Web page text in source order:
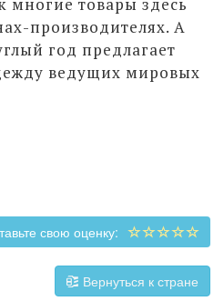
производителях. А
год предлагает
ведущих мировых
свою оценку:
Вернуться к стране